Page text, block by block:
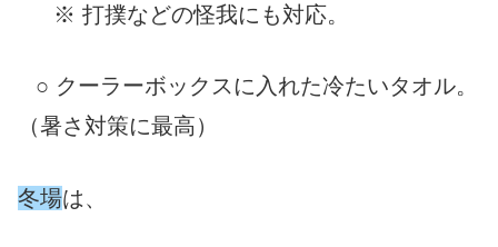
※ 打撲などの怪我にも対応。
○ クーラーボックスに入れた冷たいタオル。
（暑さ対策に最高）
冬場は、